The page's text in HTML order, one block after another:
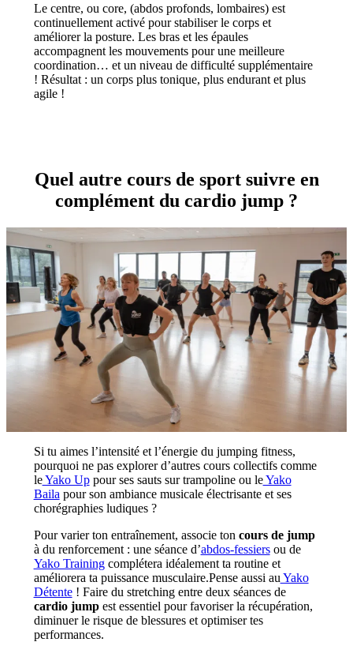
Le centre, ou core, (abdos profonds, lombaires) est
continuellement activé pour stabiliser le corps et
améliorer la posture. Les bras et les épaules
accompagnent les mouvements pour une meilleure
coordination… et un niveau de difficulté supplémentaire
! Résultat : un corps plus tonique, plus endurant et plus
agile !
Quel autre cours de sport suivre en
complément du cardio jump ?
Si tu aimes l’intensité et l’énergie du jumping fitness,
pourquoi ne pas explorer d’autres cours collectifs comme
leYako Uppour ses sauts sur trampoline ou leYako
Baila pour son ambiance musicale électrisante et ses
chorégraphies ludiques ?
Pour varier ton entraînement, associe ton cours de jump
à du renforcement : une séance d’abdos-fessiersou de
Yako Trainingcomplétera idéalement ta routine et
améliorera ta puissance musculaire.Pense aussi au Yako
Détente! Faire du stretching entre deux séances de
cardio jumpest essentiel pour favoriser la récupération,
diminuer le risque de blessures et optimiser tes
performances.